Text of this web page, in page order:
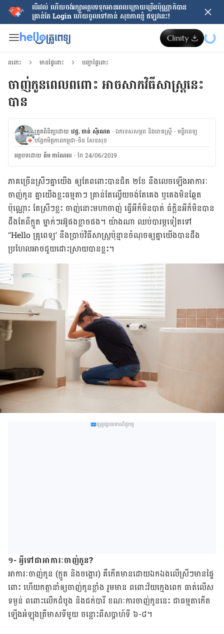
បើរវល់ ហើយចង់​រក្សាអត្ថបទទុកអានពេលក្រោយ​ច្រើនប៉ុណ្ណាក៏បាន
គ្រាន់តែ​ Login ហើយចូលទៅកាន់ សុខភាពខ្ញុំ ឥឡូវនេះ!
ពពោះ មានផ្ទៃពោះ បញ្ហាផ្ទៃពោះ
ចាញ់កូនពេលពពោះ អាចសាកវិធីសាស្ត្រនេះ
បាន
ត្រួតពិនិត្យដោយ វេជ្ជ. ចាន់ ស៊ីណេត ·ឯកទេសសម្ភព និងរោគស្ត្រី ·ម​ន្ទីរពេទ្យ
បង្អែកមិត្តភាពកម្ពុជា-ចិន សែនសុខ
អត្ថបទ​ដោយ គឹម កាណែល ·កែ 24/06/2019
ភាគ​ច្រើនស្រីៗគ្នា​យើង​ ឲ្យ​តែពពោះបាន​ជិត​ ២ខែ នឹង​លេច​ឡើង​អាការៈ​
ចាញ់​កូន គ្នា​យើង​ខ្លះ​ធម្មតាៗ គ្រាន់​តែ​ល្វើយ​ចង់​តែ​គេង​ ឬ​គេង​មិន​ឆ្អែត
ប៉ុណ្ណោះ តែ​ស្រីៗ​ខ្លះ ចាញ់​នោះ​មហាចាញ់​ ធ្វើ​អី​ក៏​មិន​បាត់ ធំក្លិន​អី​ក៏​មិន​បាន​
ដឹង​តែ​ពី​ក្អួត ម្នាក់ៗរអ៊ូផង​ខ្លាច​ផង។ យ៉ាង​ណា ឈប់​បារម្ភ​ទៀត​ទៅ
“Hello គ្រូពេទ្យ’ នឹង​ប្រាប់​វិធី​សាស្ត្រ​ប៉ុន្មាន​ចំណុច​ឲ្យ​គ្នា​យើង​បាន​ដឹង
ប្រហែល​អាច​ជួយ​ដោះ​ស្រាយ​បាន​ខ្លះ។​
ផ្សព្វផ្សាយពាណិជ្ជកម្ម
១- អ្វី​ទៅ​ជា​អាការៈចាញ់​កូន​?
អាការៈ​ចាញ់​កូន​ (ក្អួត​ និង​ចង្អោរ) គឺ​កើត​មាន​ដោយ​ឯក​ឯង​លើ​ស្រីៗមានផ្ទៃ​
ពោះ ហើយ​កត្តានាំ​ឲ្យ​ចាញ់​កូន​ខ្លាំង រួម​មាន ពពោះ​វ័យ​ក្មេង​ពេក ធាត់​លើស​
ទម្ងន់ ​ពពោះ​លើក​ដំបូង​ និង​ជក់​បារី ខណៈ​ការ​ចាញ់​កូន​នេះ ​ជា​ធម្មតា​កើត​
ឡើងអំឡុង​​ត្រី​មាស​ទី​មួយ ចន្លោះពី​សប្ដាហ៍​ទី ៦-៨។